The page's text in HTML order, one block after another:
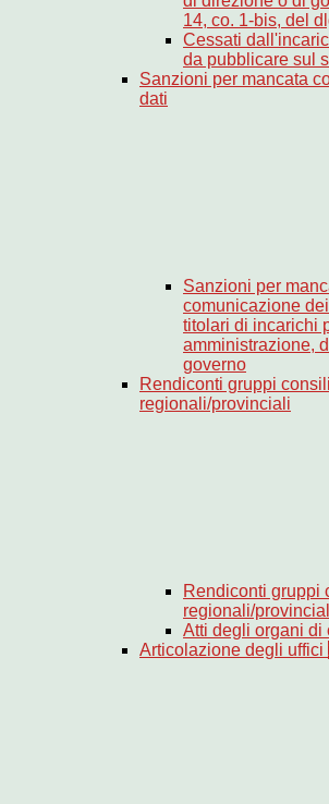
14, co. 1-bis, del
Cessati
da pubblicare sul
Sanzioni per mancata
dati
Sanzioni per
comunicazione
titolari di incarichi
amministrazione,
governo
Rendiconti gruppi
regionali/provinciali
Rendiconti gruppi
regionali/
Atti degli organi di
Articolazione degli uffici